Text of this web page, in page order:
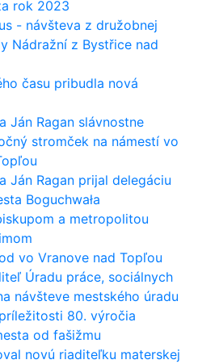
rok 2023
- návšteva z družobnej
Nádražní z Bystřice nad
času pribudla nová
Ján Ragan slávnostne
stromček na námestí vo
Ján Ragan prijal delegáciu
Boguchwała
a metropolitou
vo Vranove nad Topľou
Úradu práce, sociálnych
návšteve mestského úradu
80. výročia
od fašižmu
novú riaditeľku materskej